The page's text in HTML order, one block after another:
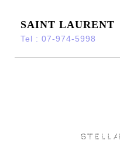
SAINT LAURENT
Tel : 07-974-5998